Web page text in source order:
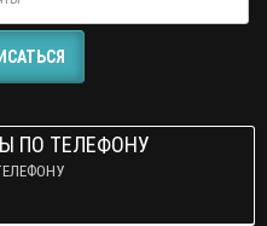
ПО ТЕЛЕФОНУ